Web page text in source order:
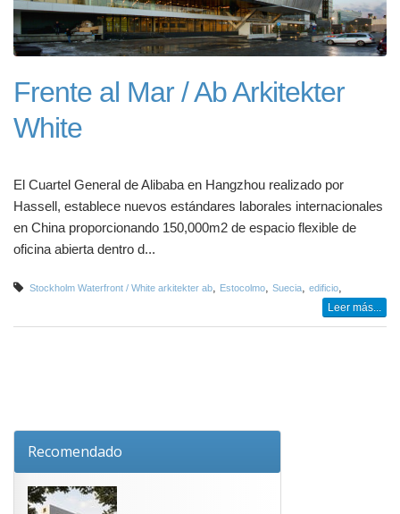
Frente al Mar / Ab Arkitekter
White
El Cuartel General de Alibaba en Hangzhou realizado por
Hassell, establece nuevos estándares laborales internacionales
en China proporcionando 150,000m2 de espacio flexible de
oficina abierta dentro d...
Stockholm Waterfront / White arkitekter ab, Estocolmo, Suecia, edificio,
Leer más...
Recomendado